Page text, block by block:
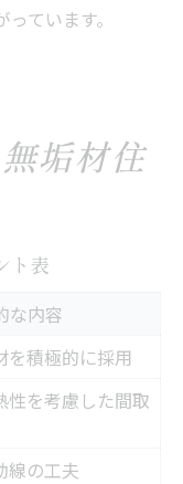
ています。
垢材住
ト表
な内容
を積極的に採用
性を考慮した間取
線の工夫